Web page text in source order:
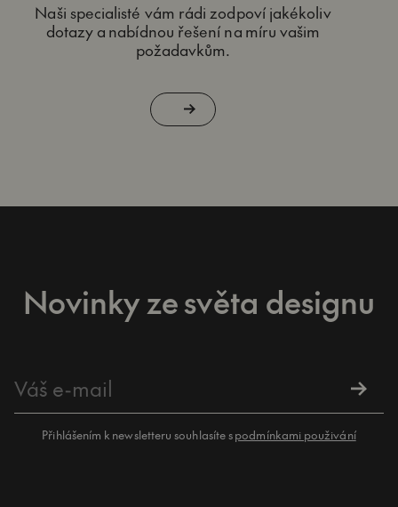
Naši specialisté vám rádi zodpoví jakékoliv
dotazy a nabídnou řešení na míru vašim
požadavkům.
Novinky ze světa designu
Přihlášením k newsletteru souhlasíte spodmínkami použivání